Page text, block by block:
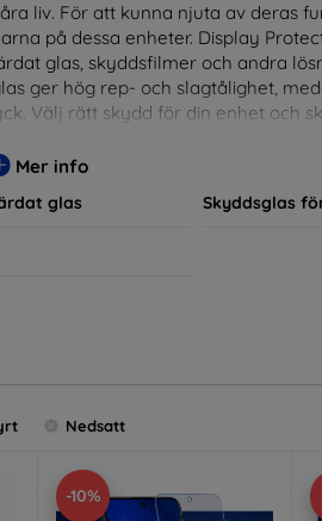
liv. För att kunna njuta av deras
på dessa enheter. Display
glas, skyddsfilmer och andra
ger hög rep- och slagtålighet,
Välj rätt skydd för din enhet och
skyddet för sin enhet.
Mer info
glas Skyddsglas
Nedsatt
-10%